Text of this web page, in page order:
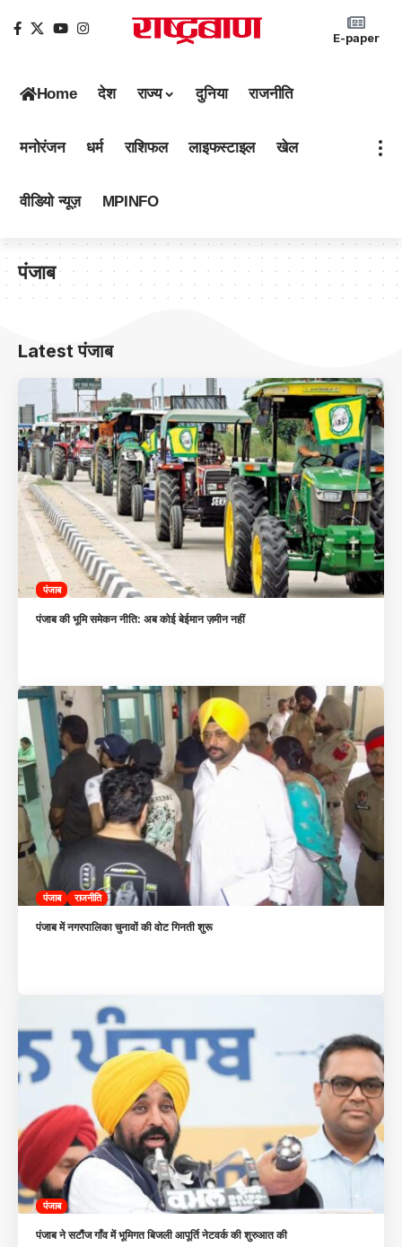
E-paper
Home देश राज्य दुनिया राजनीति
मनोरंजन धर्म राशिफल लाइफस्टाइल खेल
वीडियो न्यूज़ MPINFO
पंजाब
Latest पंजाब
पंजाब
पंजाब की भूमि समेकन नीति: अब कोई बेईमान ज़मीन नहीं
पंजाब राजनीति
पंजाब में नगरपालिका चुनावों की वोट गिनती शुरू
पंजाब
पंजाब ने सटौंज गाँव में भूमिगत बिजली आपूर्ति नेटवर्क की शुरुआत की